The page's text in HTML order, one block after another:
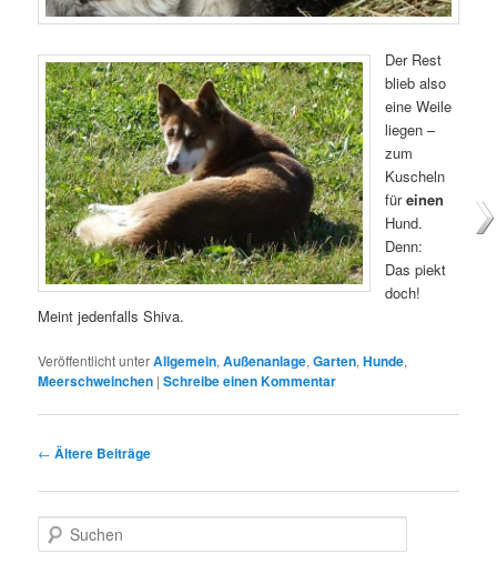
Der Rest
blieb also
eine Weile
liegen –
zum
Kuscheln
füreinen
Hund.
Denn:
Das piekt
doch!
Meint jedenfalls Shiva.
Veröffentlicht unterAllgemein,Außenanlage,Garten,Hunde,
Meerschweinchen |Schreibe einen Kommentar
Beitragsnavigation
← Ältere Beiträge
u